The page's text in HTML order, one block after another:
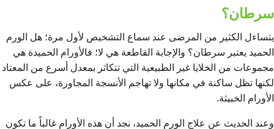
سرطان؟
يتساءل الكثير من المرضى عند سماع التشخيص لأول مرة؛ هل الورم
الحميد يعتبر سرطان؟ والإجابة القاطعة هي لا؛ فالأورام الحميدة هي
مجموعات من الخلايا غير الطبيعية التي تتكاثر بمعدل أسرع من المعتاد
لكنها تظل ساكنة في مكانها ولا تهاجم الأنسجة المجاورة، على عكس
الأورام الخبيثة.
وعند الحديث عن علاج الورم الحميد، نجد أن هذه الأورام غالباً ما تكون